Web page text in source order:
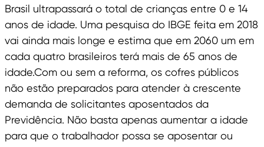
Brasil ultrapassará o total de crianças entre 0 e 14
anos de idade. Uma pesquisa do IBGE feita em 2018
vai ainda mais longe e estima que em 2060 um em
cada quatro brasileiros terá mais de 65 anos de
idade.Com ou sem a reforma, os cofres públicos
não estão preparados para atender à crescente
demanda de solicitantes aposentados da
Previdência. Não basta apenas aumentar a idade
para que o trabalhador possa se aposentar ou